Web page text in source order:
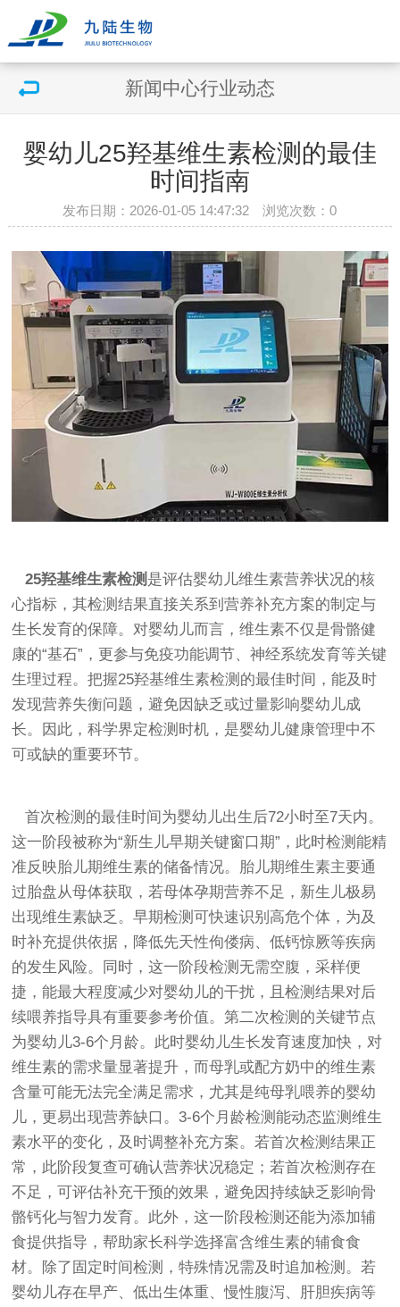
新闻中心行业动态
婴幼儿25羟基维生素检测的最佳
时间指南
发布日期：2026-01-05 14:47:32 浏览次数：0
25羟基维生素检测 是评估婴幼儿维生素营养状况的核
心指标，其检测结果直接关系到营养补充方案的制定与
生长发育的保障。对婴幼儿而言，维生素不仅是骨骼健
康的“基石”，更参与免疫功能调节、神经系统发育等关键
生理过程。把握25羟基维生素检测的最佳时间，能及时
发现营养失衡问题，避免因缺乏或过量影响婴幼儿成
长。因此，科学界定检测时机，是婴幼儿健康管理中不
可或缺的重要环节。
首次检测的最佳时间为婴幼儿出生后72小时至7天内。
这一阶段被称为“新生儿早期关键窗口期”，此时检测能精
准反映胎儿期维生素的储备情况。胎儿期维生素主要通
过胎盘从母体获取，若母体孕期营养不足，新生儿极易
出现维生素缺乏。早期检测可快速识别高危个体，为及
时补充提供依据，降低先天性佝偻病、低钙惊厥等疾病
的发生风险。同时，这一阶段检测无需空腹，采样便
捷，能最大程度减少对婴幼儿的干扰，且检测结果对后
续喂养指导具有重要参考价值。第二次检测的关键节点
为婴幼儿3-6个月龄。此时婴幼儿生长发育速度加快，对
维生素的需求量显著提升，而母乳或配方奶中的维生素
含量可能无法完全满足需求，尤其是纯母乳喂养的婴幼
儿，更易出现营养缺口。3-6个月龄检测能动态监测维生
素水平的变化，及时调整补充方案。若首次检测结果正
常，此阶段复查可确认营养状况稳定；若首次检测存在
不足，可评估补充干预的效果，避免因持续缺乏影响骨
骼钙化与智力发育。此外，这一阶段检测还能为添加辅
食提供指导，帮助家长科学选择富含维生素的辅食食
材。除了固定时间检测，特殊情况需及时追加检测。若
婴幼儿存在早产、低出生体重、慢性腹泻、肝胆疾病等